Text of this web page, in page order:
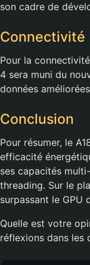
son cadre de
Connectivité
Pour la
4 sera muni du
données
Conclusion
Pour résumer, le
efficacité
ses capacités
threading. Sur le
surpassant le GPU
Quelle est votre
réflexions dans les